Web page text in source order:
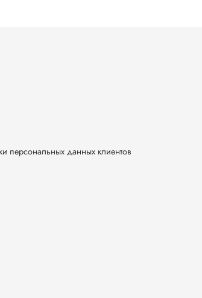
персональных данных клиентов